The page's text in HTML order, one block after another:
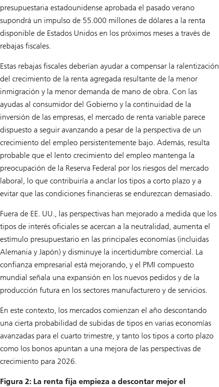
presupuestaria estadounidense aprobada el pasado verano
supondrá un impulso de 55.000 millones de dólares a la renta
disponible de Estados Unidos en los próximos meses a través de
rebajas fiscales.
Estas rebajas fiscales deberían ayudar a compensar la ralentización
del crecimiento de la renta agregada resultante de la menor
inmigración y la menor demanda de mano de obra. Con las
ayudas al consumidor del Gobierno y la continuidad de la
inversión de las empresas, el mercado de renta variable parece
dispuesto a seguir avanzando a pesar de la perspectiva de un
crecimiento del empleo persistentemente bajo. Además, resulta
probable que el lento crecimiento del empleo mantenga la
preocupación de la Reserva Federal por los riesgos del mercado
laboral, lo que contribuiría a anclar los tipos a corto plazo y a
evitar que las condiciones financieras se endurezcan demasiado.
Fuera de EE. UU., las perspectivas han mejorado a medida que los
tipos de interés oficiales se acercan a la neutralidad, aumenta el
estímulo presupuestario en las principales economías (incluidas
Alemania y Japón) y disminuye la incertidumbre comercial. La
confianza empresarial está mejorando, y el PMI compuesto
mundial señala una expansión en los nuevos pedidos y de la
producción futura en los sectores manufacturero y de servicios.
En este contexto, los mercados comienzan el año descontando
una cierta probabilidad de subidas de tipos en varias economías
avanzadas para el cuarto trimestre, y tanto los tipos a corto plazo
como los bonos apuntan a una mejora de las perspectivas de
crecimiento para 2026.
Figura 2: La renta fija empieza a descontar mejor el